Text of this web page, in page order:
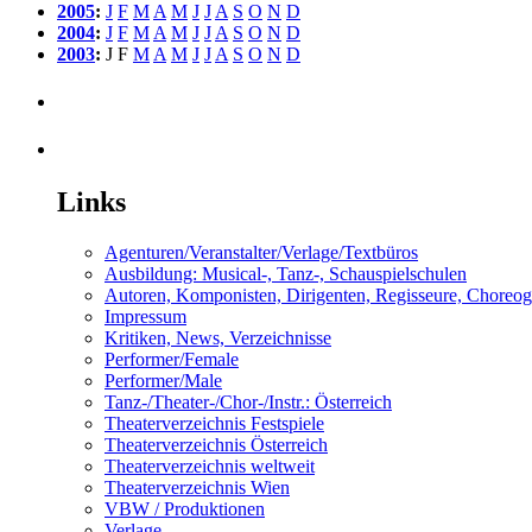
2005: J F M A M J J A S O N D
2004: J F M A M J J A S O N D
2003: J F M A M J J A S O N D
Links
Agenturen/Veranstalter/Verlage/Textbüros
Ausbildung: Musical-, Tanz-, Schauspielschulen
Autoren, Komponisten, Dirigenten, Regisseure,
Impressum
Kritiken, News, Verzeichnisse
Performer/Female
Performer/Male
Tanz-/Theater-/Chor-/Instr.: Österreich
Theaterverzeichnis Festspiele
Theaterverzeichnis Österreich
Theaterverzeichnis weltweit
Theaterverzeichnis Wien
VBW / Produktionen